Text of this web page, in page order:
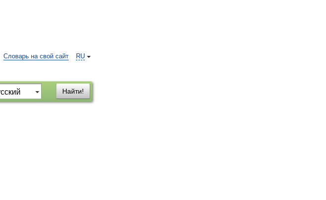
RU
Словарь на свой сайт
Найти!